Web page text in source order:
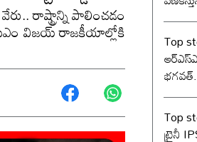
రాష్ట్రాన్ని పాలించడం
సీఎం విజయ్ రాజకీయాల్లోకి
Top
సంఘ్
Top
ట్రైనీ